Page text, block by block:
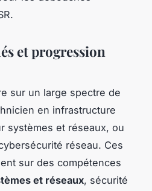
et progression
sur un large spectre de
en infrastructure
systèmes et réseaux, ou
réseau. Ces
sur des compétences
et réseaux, sécurité